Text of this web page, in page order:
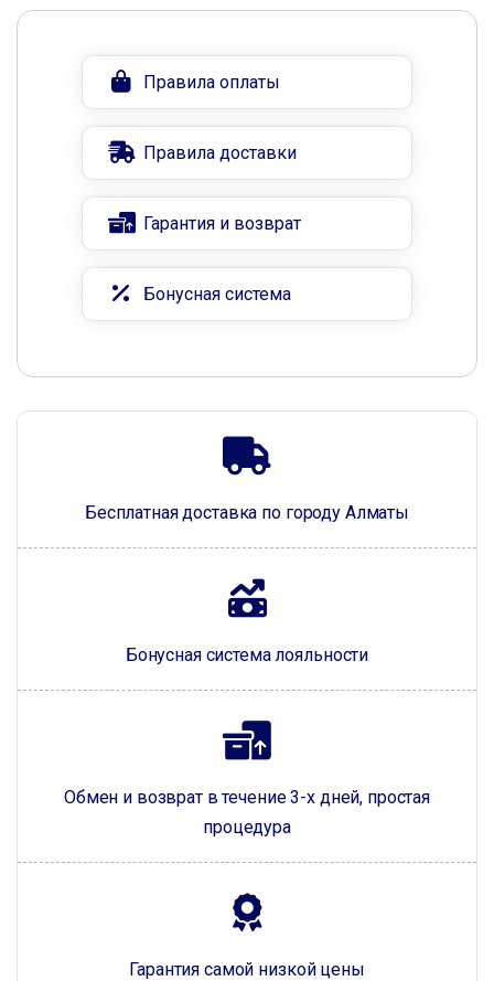
Бесплатная доставка по городу Алматы
Бонусная система лояльности
Обмен и возврат в течение 3-х дней, простая
процедура
Гарантия самой низкой цены
Правила оплаты
Правила доставки
Гарантия и возврат
Бонусная система